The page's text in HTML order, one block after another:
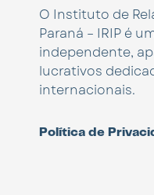
O Instituto de
Paraná – IRIP é
independente,
lucrativos
internacionais.
Política de